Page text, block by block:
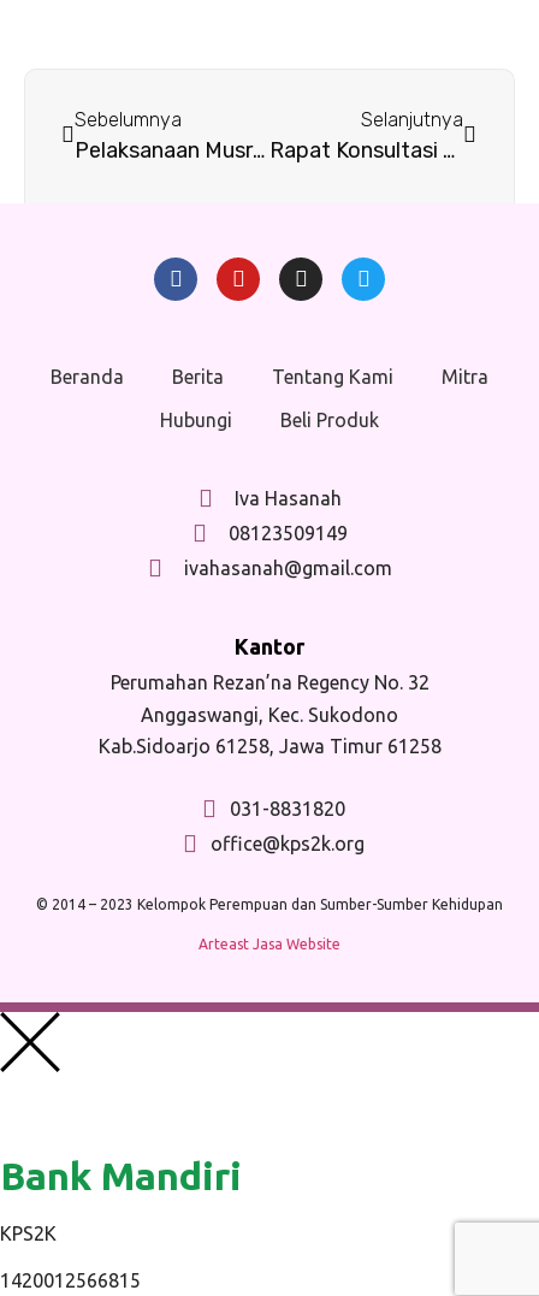
Sebelumnya
Pelaksanaan Musrenbangdes (Kesamben Kulon) Balai Desa Kesamben Kulon, 14 Januari 2016
Selanjutnya
Rapat Konsultasi Program Gender Watch 2016
Beranda Berita Tentang Kami
Mitra
Hubungi
Beli Produk
Iva Hasanah
08123509149
ivahasanah@gmail.com
Kantor
Perumahan Rezan’na Regency No. 32
Anggaswangi, Kec. Sukodono
Kab.Sidoarjo 61258, Jawa Timur 61258
031-8831820
office@kps2k.org
© 2014 – 2023 Kelompok Perempuan dan Sumber-Sumber Kehidupan
Arteast Jasa Website
Bank Mandiri
KPS2K
1420012566815